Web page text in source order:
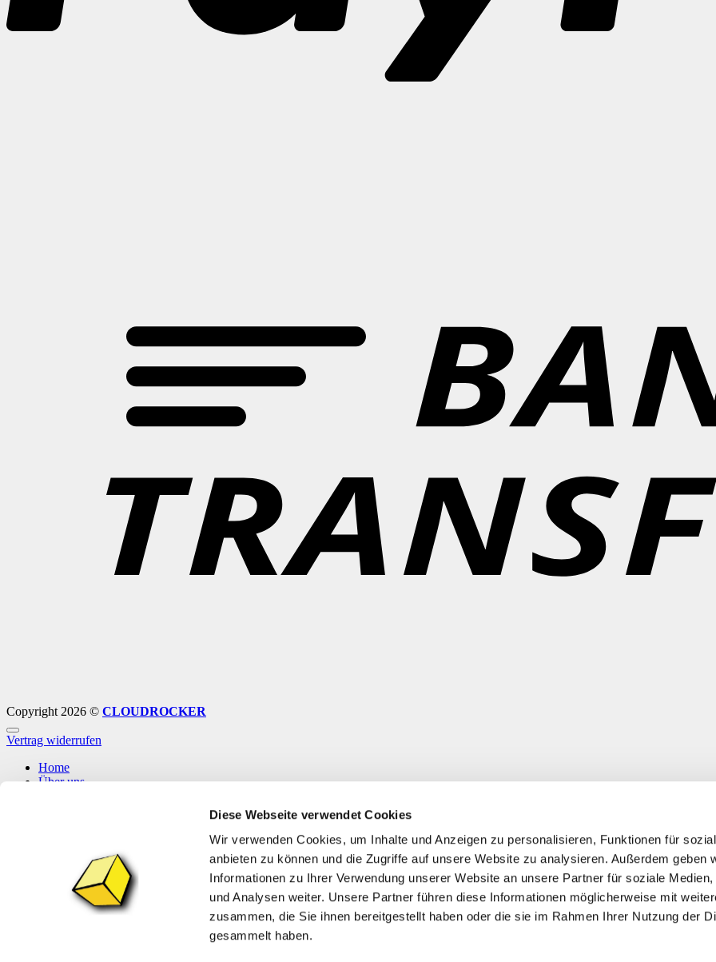
Diese Webseite verwendet Cookies
Wir verwenden Cookies, um Inhalte und Anzeigen zu personalisieren, Funktionen für
anbieten zu können und die Zugriffe auf unsere Website zu analysieren. Außerdem geben
Informationen zu Ihrer Verwendung unserer Website an unsere Partner für soziale Medien,
und Analysen weiter. Unsere Partner führen diese Informationen möglicherweise mit
zusammen, die Sie ihnen bereitgestellt haben oder die sie im Rahmen Ihrer Nutzung der
gesammelt haben.
Copyright 2026 © CLOUDROCKER
Vertrag widerrufen
Home
Über uns
Anmelden
Erforderlich